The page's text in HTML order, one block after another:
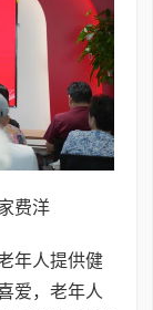
费洋
年人提供健
爱，老年人